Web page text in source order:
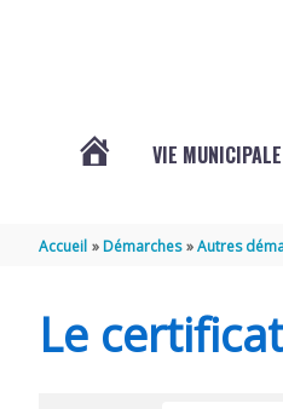
THÉNAC
VIE MUNICIPALE
Accueil Démarches Autres
Le